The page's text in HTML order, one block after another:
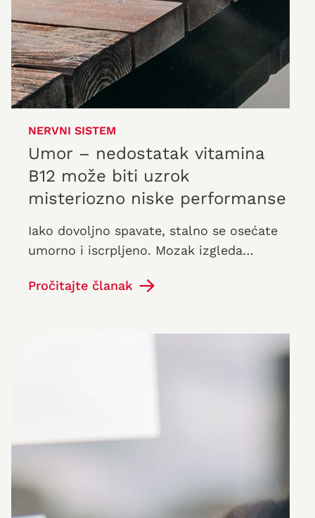
NERVNI SISTEM
Umor – nedostatak vitamina
B12 može biti uzrok
misteriozno niske performanse
Iako dovoljno spavate, stalno se osećate
umorno i iscrpljeno. Mozak izgleda
teški.
Pročitajte članak